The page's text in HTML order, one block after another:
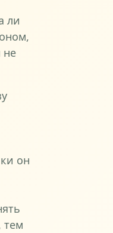
ли
не
он
тем